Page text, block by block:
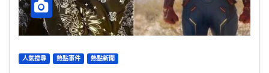
人氣搜尋 熱點事件 熱點新聞